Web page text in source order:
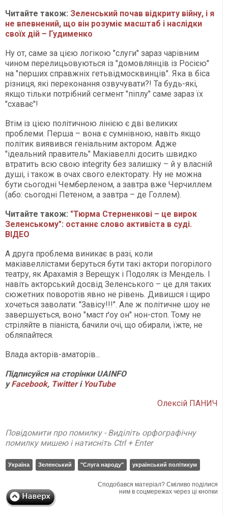
Читайте також: Зеленський почав відкриту війну, і я
не впевнений, що він розуміє масштаб і наслідки
своїх дій – Гудименко
Ну от, саме за цією логікою "слуги" зараз чарівним
чином перелицьовуються із "домовлянців із Росією"
на "перших справжніх гетьвідмосквинців". Яка в біса
різниця, які переконання озвучувати?! Та будь-які,
якщо тільки потрібний сегмент "піплу" саме зараз їх
"схаває"!
Втім із цією політичною лінією є дві великих
проблеми. Перша – вона є сумнівною, навіть якщо
політик виявився геніальним актором. Адже
"ідеальний правитель" Макіавеллі досить швидко
втратить всю свою integrity без залишку – й у власній
душі, і також в очах свого електорату. Ну не можна
бути сьогодні Чемберленом, а завтра вже Черчиллем
(або: сьогодні Петеном, а завтра – де Голлем).
Читайте також: "Тюрма Стерненкові – це вирок
Зеленському": останнє слово активіста в суді.
ВІДЕО
А друга проблема виникає в разі, коли
макіавеллістами беруться бути такі актори погорілого
театру, як Арахамія з Верещук і Подоляк із Мендель. І
навіть акторський досвід Зеленського – це для таких
сюжетних поворотів явно не рівень. Дивишся і щиро
хочеться заволати: "Завісу!!!". Але ж політичне шоу не
завершується, воно "маст ґоу он" нон-стоп. Тому не
стріляйте в піаніста, бачили очі, що обирали, їжте, не
обляпайтеся.
Влада акторів-аматорів...
Підписуйся на сторінки UAINFO
уFacebook, Twitterі YouTube
Олексій ПАНИЧ
Повідомити про помилку - Виділіть орфографічну
помилку мишею і натисніть Ctrl + Enter
Україна Зеленський "Слуга народу" український політикум
Сподобався матеріал? Сміливо поділися
ним в соцмережах через ці кнопки